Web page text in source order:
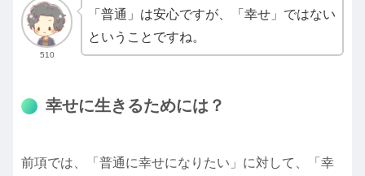
510
「普通」は安心ですが、「幸せ」ではない
ということですね。
幸せに生きるためには？
前項では、「普通に幸せになりたい」に対して、「幸